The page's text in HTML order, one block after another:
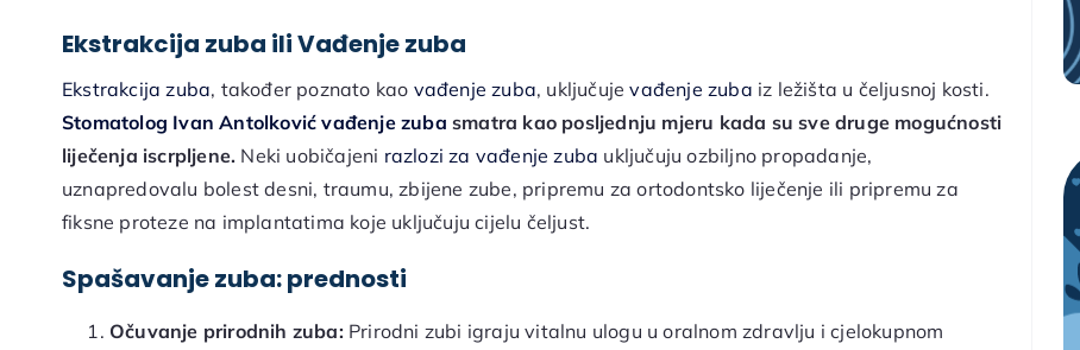
Ekstrakcija zuba ili Vađenje zuba
Ekstrakcija zuba, također poznato kao vađenje zuba, uključujevađenje zuba iz ležišta u čeljusnoj kosti.
Stomatolog Ivan Antolkovićvađenje zuba smatra kao posljednju mjeru kada su sve druge mogućnosti
liječenja iscrpljene. Neki uobičajeni razlozi za vađenje zuba uključuju ozbiljno propadanje,
uznapredovalu bolest desni, traumu, zbijene zube, pripremu za ortodontsko liječenje ili pripremu za
fiksne proteze na implantatima koje uključuju cijelu čeljust.
Spašavanje zuba: prednosti
Očuvanje prirodnih zuba:Prirodni zubi igraju vitalnu ulogu u oralnom zdravlju i cjelokupnom